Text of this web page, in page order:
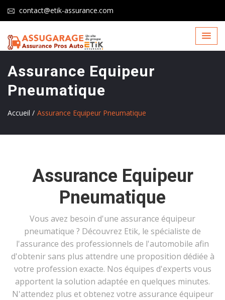
contact@etik-assurance.com
Assurance Equipeur
Pneumatique
Accueil / Assurance Equipeur Pneumatique
Assurance Equipeur
Pneumatique
Vous avez besoin d'une assurance équipeur
pneumatique ? Découvrez Etik, le spécialiste de
l'assurance des professionnels de l'automobile afin
d'obtenir sans plus attendre une proposition dédiée à
votre profession exacte. Nos équipes d'experts vous
apportent la solution adaptée en quelques minutes.
N'attendez plus et obtenez votre assurance équipeur